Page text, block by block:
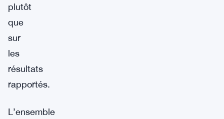
plutôt
que
sur
les
résultats
rapportés.
L’ensemble